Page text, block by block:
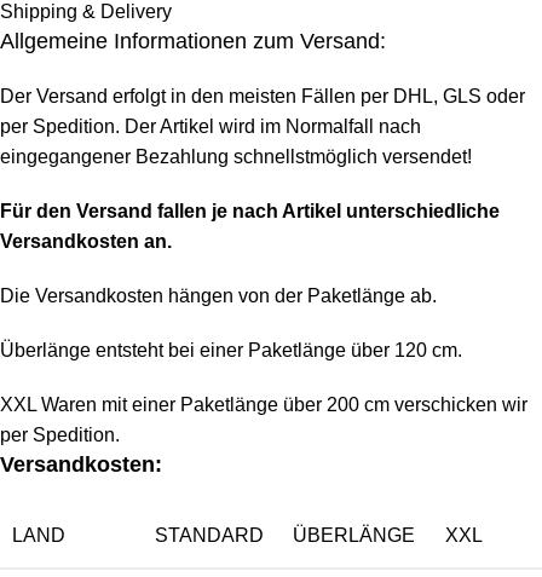
Shipping & Delivery
Allgemeine Informationen zum Versand:
Der Versand erfolgt in den meisten Fällen per DHL, GLS oder
per Spedition. Der Artikel wird im Normalfall nach
eingegangener Bezahlung schnellstmöglich versendet!
Für den Versand fallen je nach Artikel unterschiedliche
Versandkosten an.
Die Versandkosten hängen von der Paketlänge ab.
Überlänge entsteht bei einer Paketlänge über 120 cm.
XXL Waren mit einer Paketlänge über 200 cm verschicken wir
per Spedition.
Versandkosten:
LAND STANDARD ÜBERLÄNGE XXL